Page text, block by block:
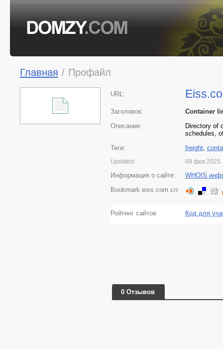
Главная / Профайл
URL:
Заголовок:
Container
Описание:
Directory of
schedules,
Теги:
freight,
Updated: 09 фев 2025
Информация о сайте:
WHOIS
Bookmark eiss.com.cn:
Рейтинг сайтов Код для
0 Отзывов